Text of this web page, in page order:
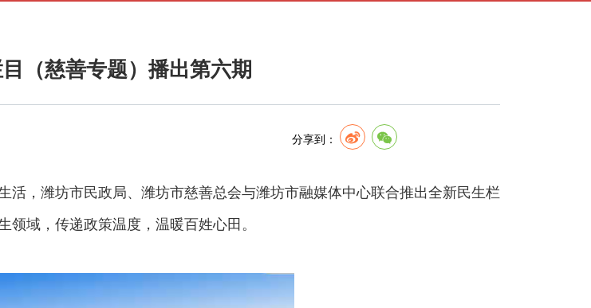
目（慈善专题）播出第六期
分享到：
活，潍坊市民政局、潍坊市慈善总会与潍坊市融媒体中心联合推出全新民生栏
域，传递政策温度，温暖百姓心田。